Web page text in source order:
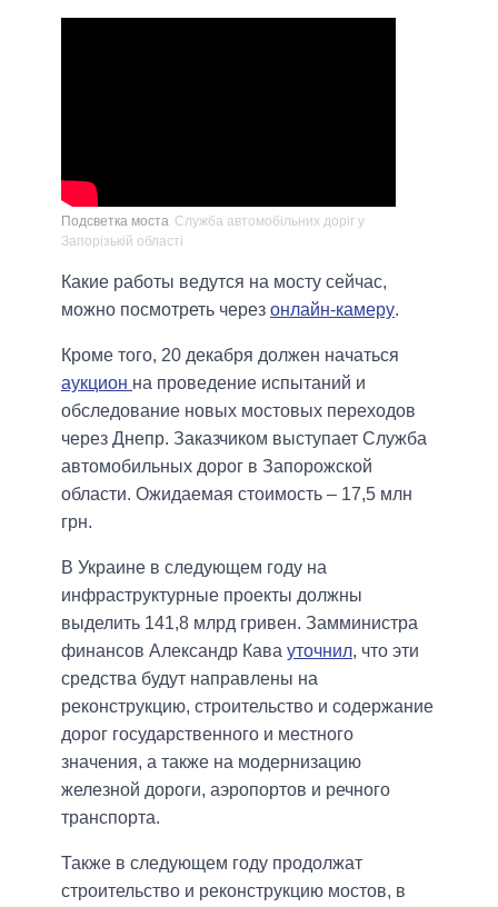
Подсветка моста Служба автомобільних доріг у
Запорізькій області
Какие работы ведутся на мосту сейчас,
можно посмотреть через онлайн-камеру.
Кроме того, 20 декабря должен начаться
аукцион на проведение испытаний и
обследование новых мостовых переходов
через Днепр. Заказчиком выступает Служба
автомобильных дорог в Запорожской
области. Ожидаемая стоимость – 17,5 млн
грн.
В Украине в следующем году на
инфраструктурные проекты должны
выделить 141,8 млрд гривен. Замминистра
финансов Александр Кава уточнил, что эти
средства будут направлены на
реконструкцию, строительство и содержание
дорог государственного и местного
значения, а также на модернизацию
железной дороги, аэропортов и речного
транспорта.
Также в следующем году продолжат
строительство и реконструкцию мостов, в